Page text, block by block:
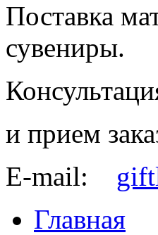
Поставка
сувениры.
и прием
E-mail:
Главная